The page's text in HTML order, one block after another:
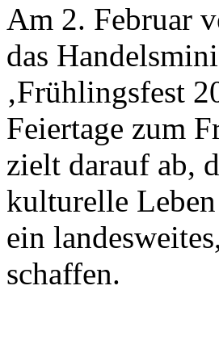
Am 2. Februar
das
‚Frühlingsfest
Feiertage zum
zielt darauf ab,
kulturelle
ein
schaffen.